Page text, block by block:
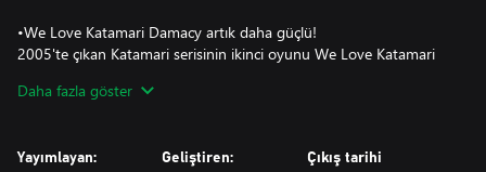
•We Love Katamari Damacy artık daha güçlü!
2005'te çıkan Katamari serisinin ikinci oyunu We Love Katamari
Oyunun görselleri tamamen baştan tasarlandı ve arayüzü
•Royal Reverie gibi yeni ek özellikler de şimdi kullanılabilir!
Daha fazla göster
Yayımlayan: Geliştiren: Çıkış tarihi